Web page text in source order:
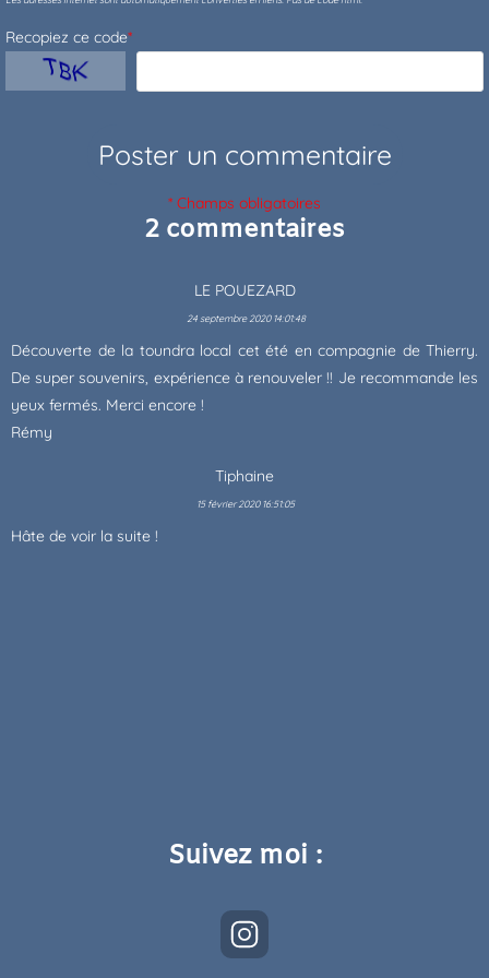
Recopiez ce code*
* Champs obligatoires
2 commentaires
LE POUEZARD
24 septembre 2020 14:01:48
Découverte de la toundra local cet été en compagnie de Thierry.
De super souvenirs, expérience à renouveler !! Je recommande les
yeux fermés. Merci encore !
Rémy
Tiphaine
15 février 2020 16:51:05
Hâte de voir la suite !
Suivez moi :